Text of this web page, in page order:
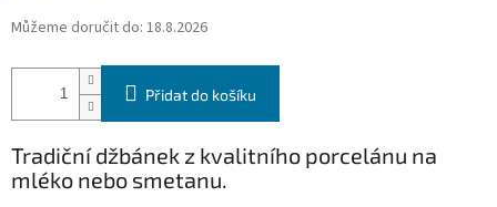
Můžeme doručit do: 18.8.2026
Přidat do košíku
Tradiční džbánek z kvalitního porcelánu na
mléko nebo smetanu.